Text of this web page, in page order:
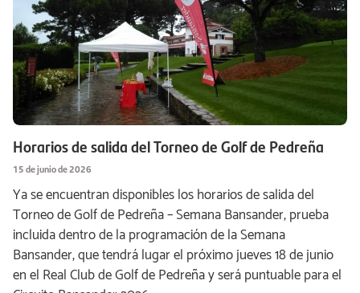
Horarios de salida del Torneo de Golf de Pedreña
15 de junio de 2026
Ya se encuentran disponibles los horarios de salida del
Torneo de Golf de Pedreña – Semana Bansander, prueba
incluida dentro de la programación de la Semana
Bansander, que tendrá lugar el próximo jueves 18 de junio
en el Real Club de Golf de Pedreña y será puntuable para el